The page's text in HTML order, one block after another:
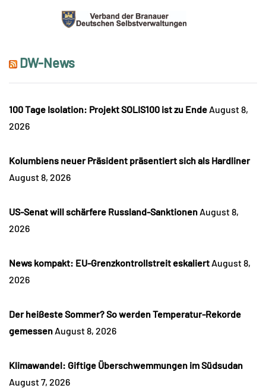
DW-News
100 Tage Isolation: Projekt SOLIS100 ist zu Ende August 8,
2026
Kolumbiens neuer Präsident präsentiert sich als Hardliner
August 8, 2026
US-Senat will schärfere Russland-Sanktionen August 8,
2026
News kompakt: EU-Grenzkontrollstreit eskaliert August 8,
2026
Der heißeste Sommer? So werden Temperatur-Rekorde
gemessen August 8, 2026
Klimawandel: Giftige Überschwemmungen im Südsudan
August 7, 2026